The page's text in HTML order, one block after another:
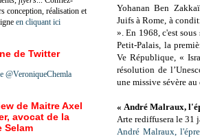
Yohanan Ben
Juifs à Rome, à
». En 1968, c'est sous
Petit-Palais, la
Ve République, «
résolution de
une missive sévère
« André Malraux,
Arte rediffusera le 31
André Malraux,
conception, réalisation et
en cliquant ici
de Twitter
@VeroniqueChemla
de Maitre Axel
avocat de la
Selam